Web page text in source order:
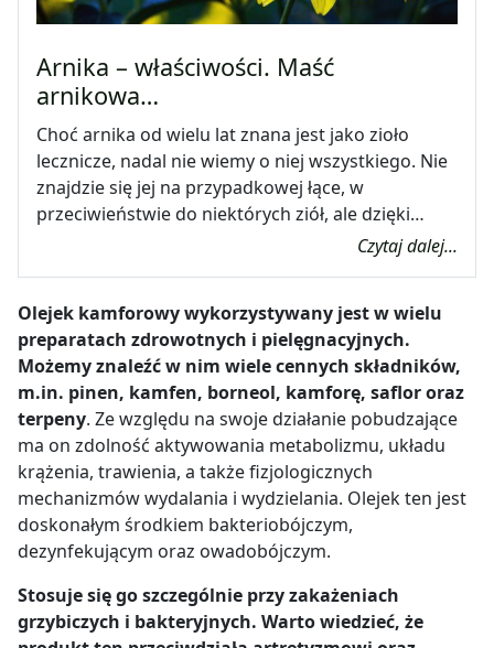
Arnika – właściwości. Maść
arnikowa…
Choć arnika od wielu lat znana jest jako zioło
lecznicze, nadal nie wiemy o niej wszystkiego. Nie
znajdzie się jej na przypadkowej łące, w
przeciwieństwie do niektórych ziół, ale dzięki…
Czytaj dalej...
Olejek kamforowy wykorzystywany jest w wielu
preparatach zdrowotnych i pielęgnacyjnych.
Możemy znaleźć w nim wiele cennych składników,
m.in. pinen, kamfen, borneol, kamforę, saflor oraz
terpeny. Ze względu na swoje działanie pobudzające
ma on zdolność aktywowania metabolizmu, układu
krążenia, trawienia, a także fizjologicznych
mechanizmów wydalania i wydzielania. Olejek ten jest
doskonałym środkiem bakteriobójczym,
dezynfekującym oraz owadobójczym.
Stosuje się go szczególnie przy zakażeniach
grzybiczych i bakteryjnych. Warto wiedzieć, że